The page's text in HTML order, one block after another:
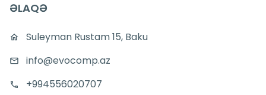
ƏLAQƏ
Suleyman Rustam 15, Baku
info@evocomp.az
+994556020707